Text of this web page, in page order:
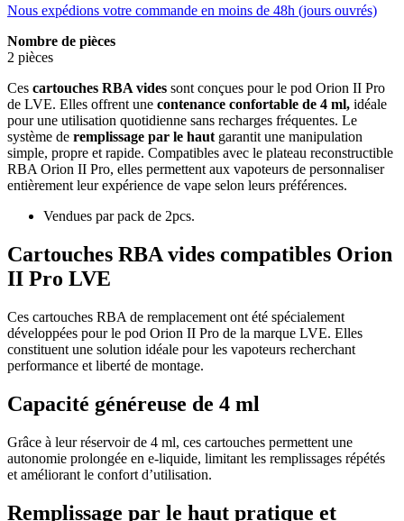
Nous expédions votre commande en moins de 48h (jours ouvrés)
Nombre de pièces
2 pièces
Ces cartouches RBA vides sont conçues pour le pod Orion II Pro
de LVE. Elles offrent une contenance confortable de 4 ml, idéale
pour une utilisation quotidienne sans recharges fréquentes. Le
système de remplissage par le hautgarantit une manipulation
simple, propre et rapide. Compatibles avec le plateau reconstructible
RBA Orion II Pro, elles permettent aux vapoteurs de personnaliser
entièrement leur expérience de vape selon leurs préférences.
Vendues par pack de 2pcs.
Cartouches RBA vides compatibles Orion
II Pro LVE
Ces cartouches RBA de remplacement ont été spécialement
développées pour le pod Orion II Pro de la marque LVE. Elles
constituent une solution idéale pour les vapoteurs recherchant
performance et liberté de montage.
Capacité généreuse de 4 ml
Grâce à leur réservoir de 4 ml, ces cartouches permettent une
autonomie prolongée en e-liquide, limitant les remplissages répétés
et améliorant le confort d’utilisation.
Remplissage par le haut pratique et